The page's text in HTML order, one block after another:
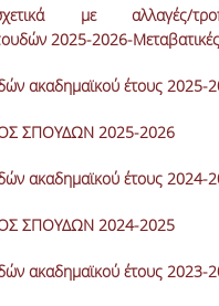
με αλλαγές/
2025-2026-Μεταβατικές
ακαδημαϊκού έτους 2025-
ΣΠΟΥΔΩΝ 2025-2026
ακαδημαϊκού έτους 2024-
ΣΠΟΥΔΩΝ 2024-2025
ακαδημαϊκού έτους 2023-